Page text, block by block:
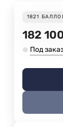
1821
182
Под